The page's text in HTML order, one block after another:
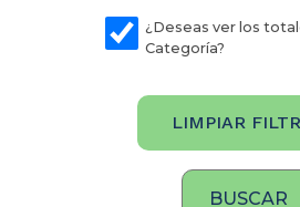
¿Deseas ver los
Categoría?
LIMPIAR